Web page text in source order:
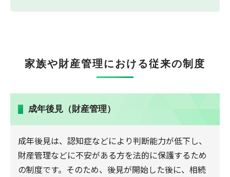
家族や財産管理における従来の制度
成年後見（財産管理）
成年後見は、認知症などにより判断能力が低下し、
財産管理などに不安がある方を法的に保護するため
の制度です。そのため、後見が開始した後に、相続